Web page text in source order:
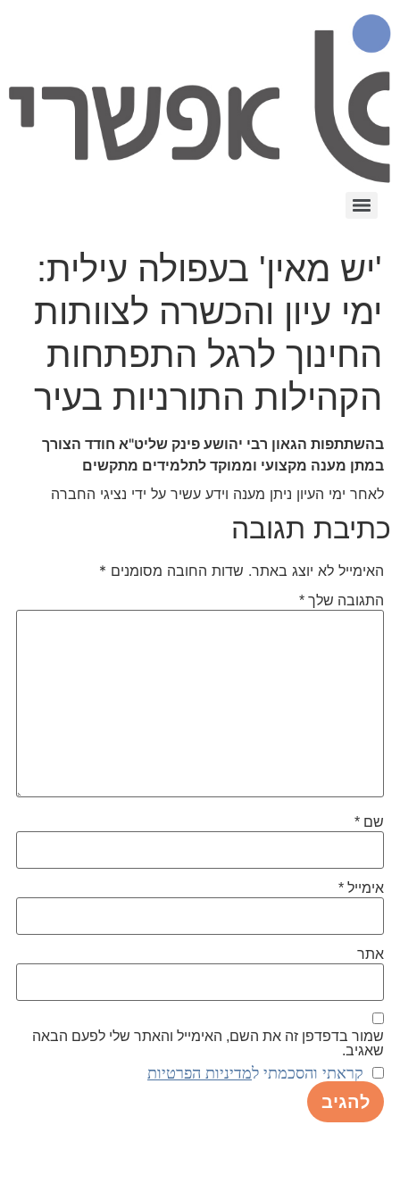
'יש מאין' בעפולה עילית:
ימי עיון והכשרה לצוותות
החינוך לרגל התפתחות
הקהילות התורניות בעיר
בהשתתפות הגאון רבי יהושע פינק שליט"א חודד הצורך
במתן מענה מקצועי וממוקד לתלמידים מתקשים
לאחר ימי העיון ניתן מענה וידע עשיר על ידי נציגי החברה
כתיבת תגובה
האימייל לא יוצג באתר. שדות החובה מסומנים *
התגובה שלך *
שם *
אימייל *
אתר
שמור בדפדפן זה את השם, האימייל והאתר שלי לפעם הבאה
שאגיב.
קראתי והסכמתי למדיניות הפרטיות